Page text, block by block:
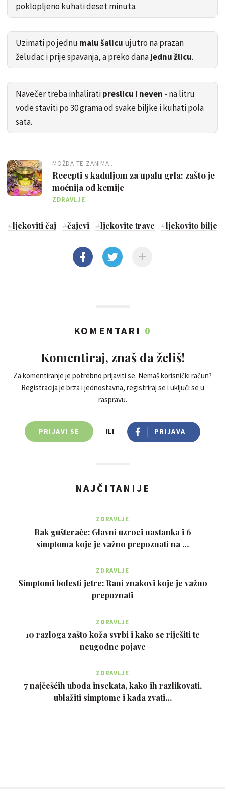
poklopljeno kuhati deset minuta.
Uzimati po jednu malu šalicu ujutro na prazan
želudac i prije spavanja, a preko danajednu žlicu.
Navečer treba inhaliratipreslicu i neven - na litru
vode staviti po 30 grama od svake biljke i kuhati pola
sata.
MOŽDA TE ZANIMA...
Recepti s kaduljom za upalu grla: zašto je
moćnija od kemije
ZDRAVLJE
#ljekoviti čaj #čajevi #ljekovite trave #ljekovito bilje
KOMENTARI 0
Komentiraj, znaš da želiš!
Za komentiranje je potrebno prijaviti se. Nemaš korisnički račun?
Registracija je brza i jednostavna, registriraj se i uključi se u
raspravu.
PRIJAVI SE ILI PRIJAVA
NAJČITANIJE
ZDRAVLJE
Rak gušterače: Glavni uzroci nastanka i 6
simptoma koje je važno prepoznati na …
ZDRAVLJE
Simptomi bolesti jetre: Rani znakovi koje je važno
prepoznati
ZDRAVLJE
10 razloga zašto koža svrbi i kako se riješiti te
neugodne pojave
ZDRAVLJE
7 najčešćih uboda insekata, kako ih razlikovati,
ublažiti simptome i kada zvati…